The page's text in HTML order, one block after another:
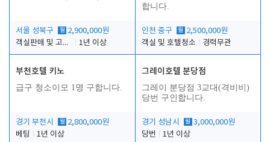
서울 성북구 월 2,900,000원
객실판매 및 고객응대
1년 이상
합니다.
인천 중구 월 2,500,000원
객실 및 호텔청소
경력무관
부천호텔 키노
급구 청소이모 1명 구합니다.
경기 부천시 월 2,800,000원
베팅
1년 이상
그레이호텔 분당점
그레이 분당점 3교대(격비비)
당번 구인합니다.
경기 성남시 월 3,000,000원
당번
1년 이상